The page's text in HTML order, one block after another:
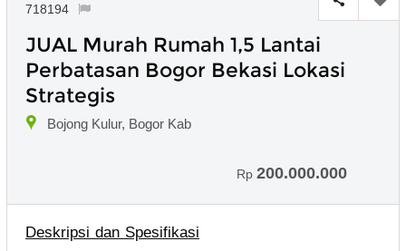
718194
JUAL Murah Rumah 1,5 Lantai
Perbatasan Bogor Bekasi Lokasi
Strategis
Bojong Kulur, Bogor Kab
Rp 200.000.000
Deskripsi dan Spesifikasi